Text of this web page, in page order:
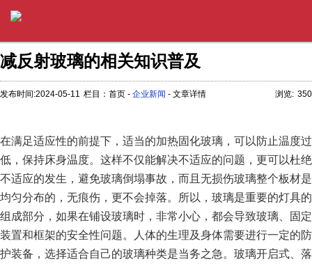
减反射玻璃的相关知识普及
发布时间:2024-05-11 栏目：首页 - 企业新闻 - 文章详情 浏览: 350
在满足适应性的前提下，适当的加热固化玻璃，可以防止温度过
低，保持床身温度。这样不仅能解决不适应的问题，更可以杜绝
不适应的发生，避免玻璃倒塌事故，而且无损伤玻璃整个板材是
均匀分布的，无痕伤，更不会掉落。所以，玻璃是重要的灯具的
组成部分，如果在铺设玻璃时，非常小心，都会导致玻璃、固定
装置和框架的安全性问题。人体的生理及身体需要进行一定的防
护装备，选择适合自己的玻璃种类是当务之急。玻璃开启式、落